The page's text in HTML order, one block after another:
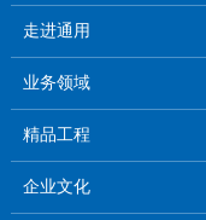
走进通用
业务领域
精品工程
企业文化